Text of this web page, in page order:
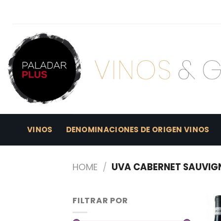
VINOS DENOMINACIONES DE ORIGEN VINOS
HOME / UVA CABERNET
FILTRAR POR